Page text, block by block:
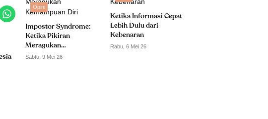
Opini
Impostor Syndrome:
Ketika Pikiran
Meragukan
Kemampuan Diri
Sabtu, 9 Mei 26
Ketika Informasi Cepat
Lebih Dulu dari
Kebenaran
Rabu, 6 Mei 26